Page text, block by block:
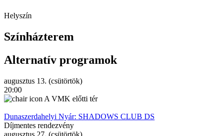
Helyszín
Színházterem
Alternatív programok
augusztus 13. (csütörtök)
20:00
A VMK előtti tér
Dunaszerdahelyi Nyár: SHADOWS CLUB DS
Díjmentes rendezvény
augusztus 27. (csütörtök)